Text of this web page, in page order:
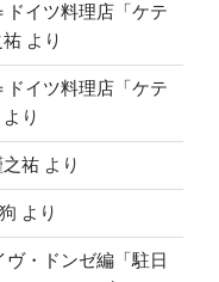
ドイツ料理店「ケテ
祐 より
ドイツ料理店「ケテ
より
祐 より
より
・ドンゼ編「駐日